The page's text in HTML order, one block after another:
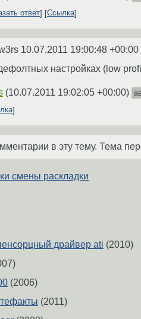
ответ
Ссылка
10.07.2011 19:00:48 +00:00
настройках (low
(10.07.2011 19:02:05 +00:00)
в эту тему. Тема
смены раскладки
драйвер ati (2010)
(2006)
(2011)